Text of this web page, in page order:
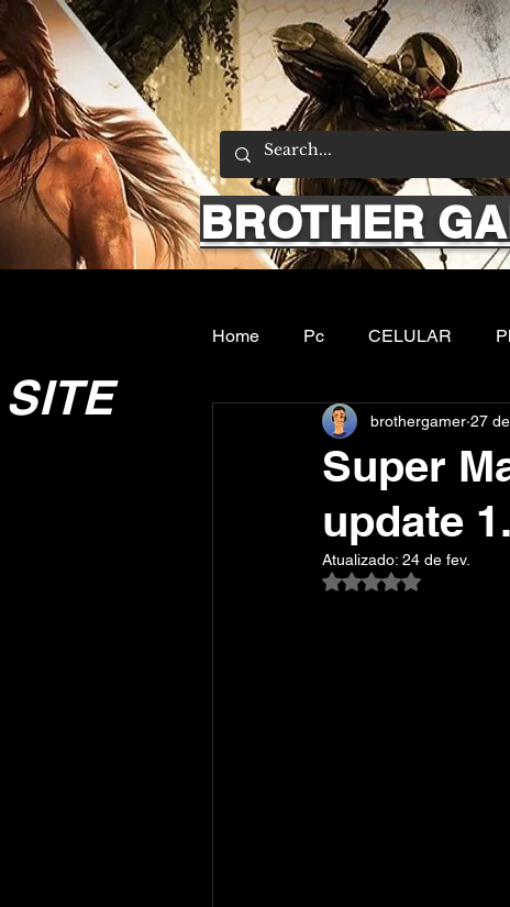
BROTHER
Home Pc CELULAR
Emuladores Sobre nos
Super
update
brothergamer 27
Atualizado: 24 de fev.
Avaliado com NaN